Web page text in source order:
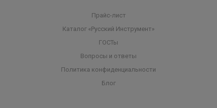
Прайс-лист
Каталог «Русский Инструмент»
ГОСТы
Вопросы и ответы
Политика конфиденциальности
Блог